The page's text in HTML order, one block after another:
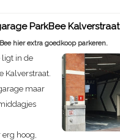
ParkBee Kalverstraat
hier extra goedkoop parkeren.
ligt in de
Kalverstraat.
maar
hoog,